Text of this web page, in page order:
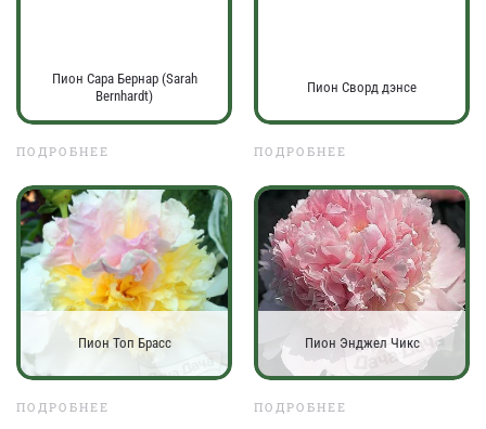
Пион Сара Бернар (Sarah
Bernhardt)
ПОДРОБНЕЕ
Пион Сворд дэнсе
ПОДРОБНЕЕ
Пион Топ Брасс
ПОДРОБНЕЕ
Пион Энджел Чикс
ПОДРОБНЕЕ